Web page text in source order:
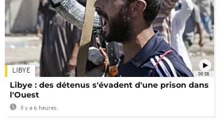
00:58
LIBYE
Libye : des détenus s'évadent d'une prison dans
l'Ouest
Il y a 6 heures